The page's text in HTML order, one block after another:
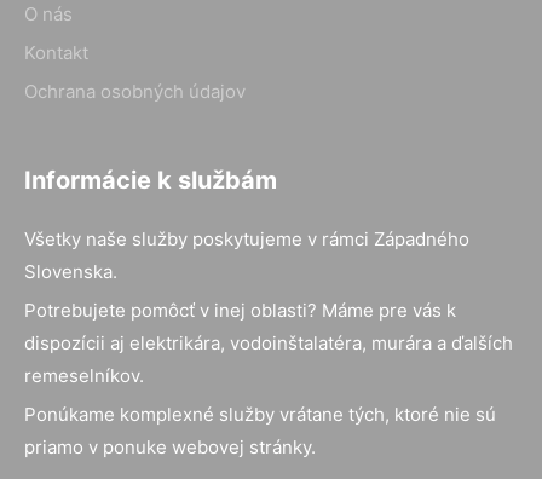
O nás
Kontakt
Ochrana osobných údajov
Informácie k službám
Všetky naše služby poskytujeme v rámci Západného
Slovenska.
Potrebujete pomôcť v inej oblasti? Máme pre vás k
dispozícii aj elektrikára, vodoinštalatéra, murára a ďalších
remeselníkov.
Ponúkame komplexné služby vrátane tých, ktoré nie sú
priamo v ponuke webovej stránky.